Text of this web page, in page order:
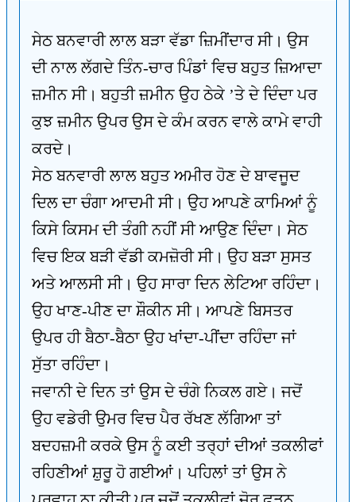
ਸੇਠ ਬਨਵਾਰੀ ਲਾਲ ਬੜਾ ਵੱਡਾ ਜ਼ਿਮੀਂਦਾਰ ਸੀ। ਉਸ
ਦੀ ਨਾਲ ਲੱਗਦੇ ਤਿੰਨ-ਚਾਰ ਪਿੰਡਾਂ ਵਿਚ ਬਹੁਤ ਜ਼ਿਆਦਾ
ਜ਼ਮੀਨ ਸੀ। ਬਹੁਤੀ ਜ਼ਮੀਨ ਉਹ ਠੇਕੇ ’ਤੇ ਦੇ ਦਿੰਦਾ ਪਰ
ਕੁਝ ਜ਼ਮੀਨ ਉਪਰ ਉਸ ਦੇ ਕੰਮ ਕਰਨ ਵਾਲੇ ਕਾਮੇ ਵਾਹੀ
ਕਰਦੇ।
ਸੇਠ ਬਨਵਾਰੀ ਲਾਲ ਬਹੁਤ ਅਮੀਰ ਹੋਣ ਦੇ ਬਾਵਜੂਦ
ਦਿਲ ਦਾ ਚੰਗਾ ਆਦਮੀ ਸੀ। ਉਹ ਆਪਣੇ ਕਾਮਿਆਂ ਨੂੰ
ਕਿਸੇ ਕਿਸਮ ਦੀ ਤੰਗੀ ਨਹੀਂ ਸੀ ਆਉਣ ਦਿੰਦਾ। ਸੇਠ
ਵਿਚ ਇਕ ਬੜੀ ਵੱਡੀ ਕਮਜ਼ੋਰੀ ਸੀ। ਉਹ ਬੜਾ ਸੁਸਤ
ਅਤੇ ਆਲਸੀ ਸੀ। ਉਹ ਸਾਰਾ ਦਿਨ ਲੇਟਿਆ ਰਹਿੰਦਾ।
ਉਹ ਖਾਣ-ਪੀਣ ਦਾ ਸ਼ੌਕੀਨ ਸੀ। ਆਪਣੇ ਬਿਸਤਰ
ਉਪਰ ਹੀ ਬੈਠਾ-ਬੈਠਾ ਉਹ ਖਾਂਦਾ-ਪੀਂਦਾ ਰਹਿੰਦਾ ਜਾਂ
ਸੁੱਤਾ ਰਹਿੰਦਾ।
ਜਵਾਨੀ ਦੇ ਦਿਨ ਤਾਂ ਉਸ ਦੇ ਚੰਗੇ ਨਿਕਲ ਗਏ। ਜਦੋਂ
ਉਹ ਵਡੇਰੀ ਉਮਰ ਵਿਚ ਪੈਰ ਰੱਖਣ ਲੱਗਿਆ ਤਾਂ
ਬਦਹਜ਼ਮੀ ਕਰਕੇ ਉਸ ਨੂੰ ਕਈ ਤਰ੍ਹਾਂ ਦੀਆਂ ਤਕਲੀਫਾਂ
ਰਹਿਣੀਆਂ ਸ਼ੁਰੂ ਹੋ ਗਈਆਂ। ਪਹਿਲਾਂ ਤਾਂ ਉਸ ਨੇ